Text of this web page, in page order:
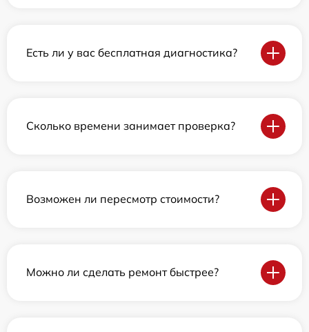
Есть ли у вас бесплатная диагностика?
Сколько времени занимает проверка?
Возможен ли пересмотр стоимости?
Можно ли сделать ремонт быстрее?